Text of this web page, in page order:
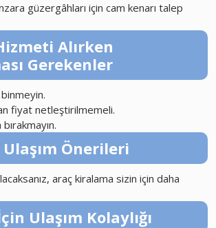
güzergâhları için cam kenarı talep
Alırken
Gerekenler
fiyat netleştirilmemeli.
Önerileri
araç kiralama sizin için daha
Ulaşım Kolaylığı